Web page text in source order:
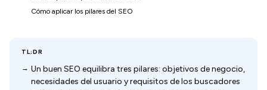
Cómo aplicar los pilares del SEO
TL;DR
Un buen SEO equilibra tres pilares: objetivos de negocio,
necesidades del usuario y requisitos de los buscadores